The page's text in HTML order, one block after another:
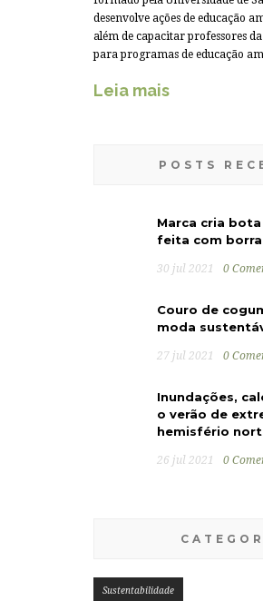
desenvolve ações de educação
além de capacitar professores
para programas de educação
Leia mais
POSTS
Marca cria
feita com
30 jul 2021 0
Couro de
moda
27 jul 2021 0
Inundações,
o verão de
hemisfério
26 jul 2021 0
Sustentabilidade